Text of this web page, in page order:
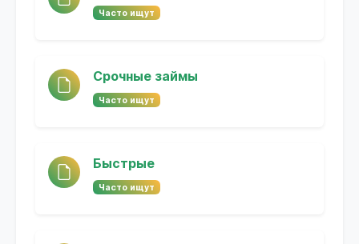
Часто ищут
Срочные займы
Часто ищут
Быстрые
Часто ищут